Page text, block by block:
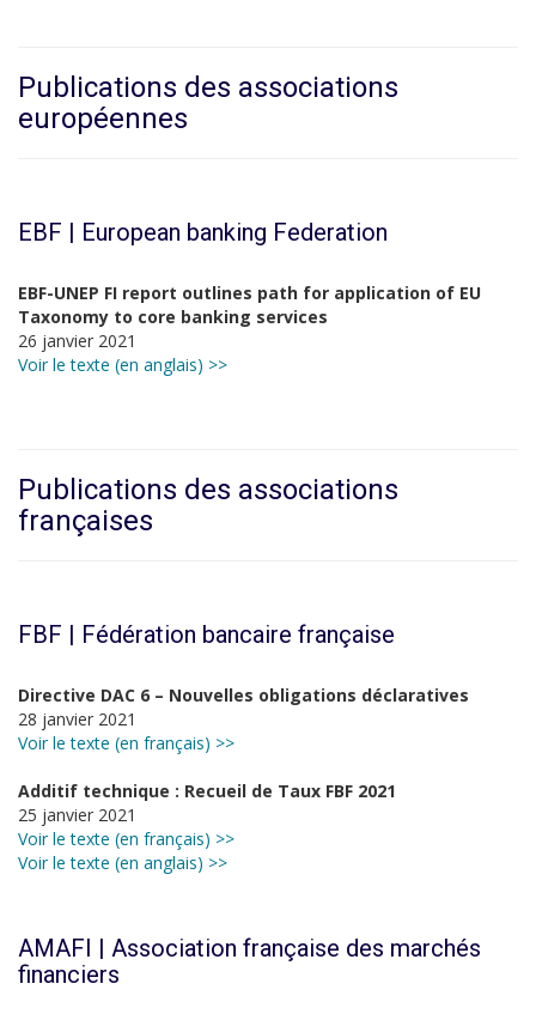
Publications des associations
européennes
EBF | European banking Federation
EBF-UNEP FI report outlines path for application of EU
Taxonomy to core banking services
26 janvier 2021
Voir le texte (en anglais) >>
Publications des associations
françaises
FBF | Fédération bancaire française
Directive DAC 6 – Nouvelles obligations déclaratives
28 janvier 2021
Voir le texte (en français) >>
Additif technique : Recueil de Taux FBF 2021
25 janvier 2021
Voir le texte (en français) >>
Voir le texte (en anglais) >>
AMAFI | Association française des marchés
financiers